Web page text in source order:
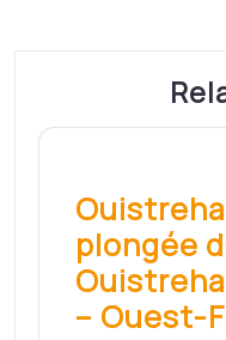
plongée
– Ouest-